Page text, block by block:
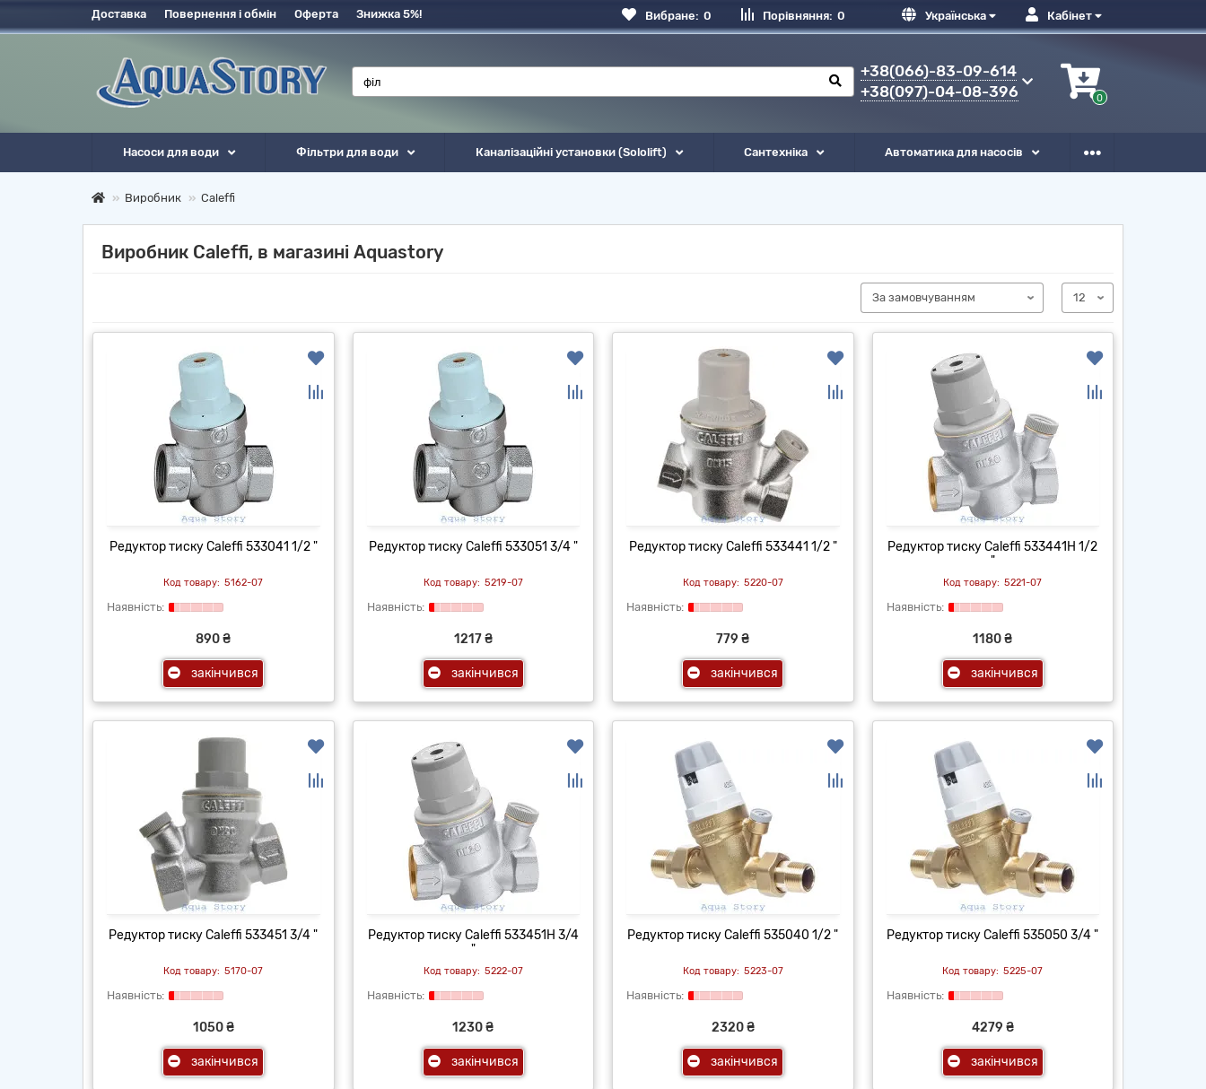
Кабінет
Українська
Порівняння: 0
Вибране: 0
Доставка Повернення і обмін Оферта Знижка 5%!
+38(066)-83-09-614
+38(097)-04-08-396
0
Насоси для води Фільтри для води Каналізаційні установки (Sololift) Сантехніка Автоматика для насосів
Виробник Caleffi
Виробник Caleffi, в магазині Aquastory
Редуктор тиску Caleffi 533041 1/2 "
5162-07
890 ₴
закінчився
Редуктор тиску Caleffi 533051 3/4 "
5219-07
1217 ₴
закінчився
Редуктор тиску Caleffi 533441 1/2 "
5220-07
779 ₴
закінчився
Редуктор тиску Caleffi 533441H 1/2
"
5221-07
1180 ₴
закінчився
Редуктор тиску Caleffi 533451 3/4 "
5170-07
1050 ₴
закінчився
Редуктор тиску Caleffi 533451H 3/4
"
5222-07
1230 ₴
закінчився
Редуктор тиску Caleffi 535040 1/2 "
5223-07
2320 ₴
закінчився
Редуктор тиску Caleffi 535050 3/4 "
5225-07
4279 ₴
закінчився